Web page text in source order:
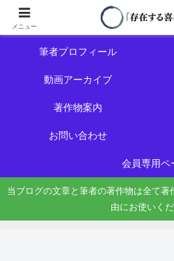
筆者プロフィール
動画アーカイブ
著作物案内
お問い合わせ
会員専用ペ
当ブログの文章と筆者の著作物は全て
由にお使いくだ
メニュー